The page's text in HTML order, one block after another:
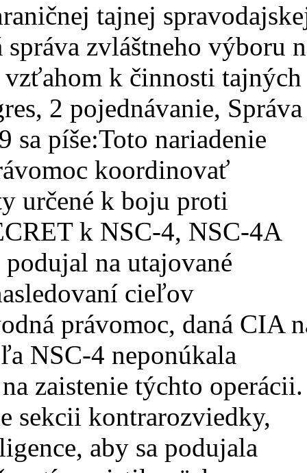
tajnej
zvláštneho výboru
k činnosti tajných
2 pojednávanie, Správa
sa píše:Toto nariadenie
koordinovať
určené k boju proti
k NSC-4, NSC-4A
na utajované
cieľov
právomoc, daná CIA
NSC-4 neponúkala
zaistenie týchto operácii.
sekcii kontrarozviedky,
aby sa podujala